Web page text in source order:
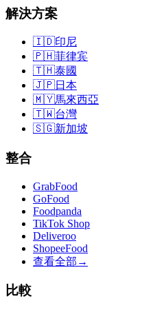
解決方案
🇮🇩印尼
🇵🇭菲律宾
🇹🇭泰國
🇯🇵日本
🇲🇾馬來西亞
🇹🇼台灣
🇸🇬新加坡
整合
GrabFood
GoFood
Foodpanda
TikTok Shop
Deliveroo
ShopeeFood
查看全部 →
比較